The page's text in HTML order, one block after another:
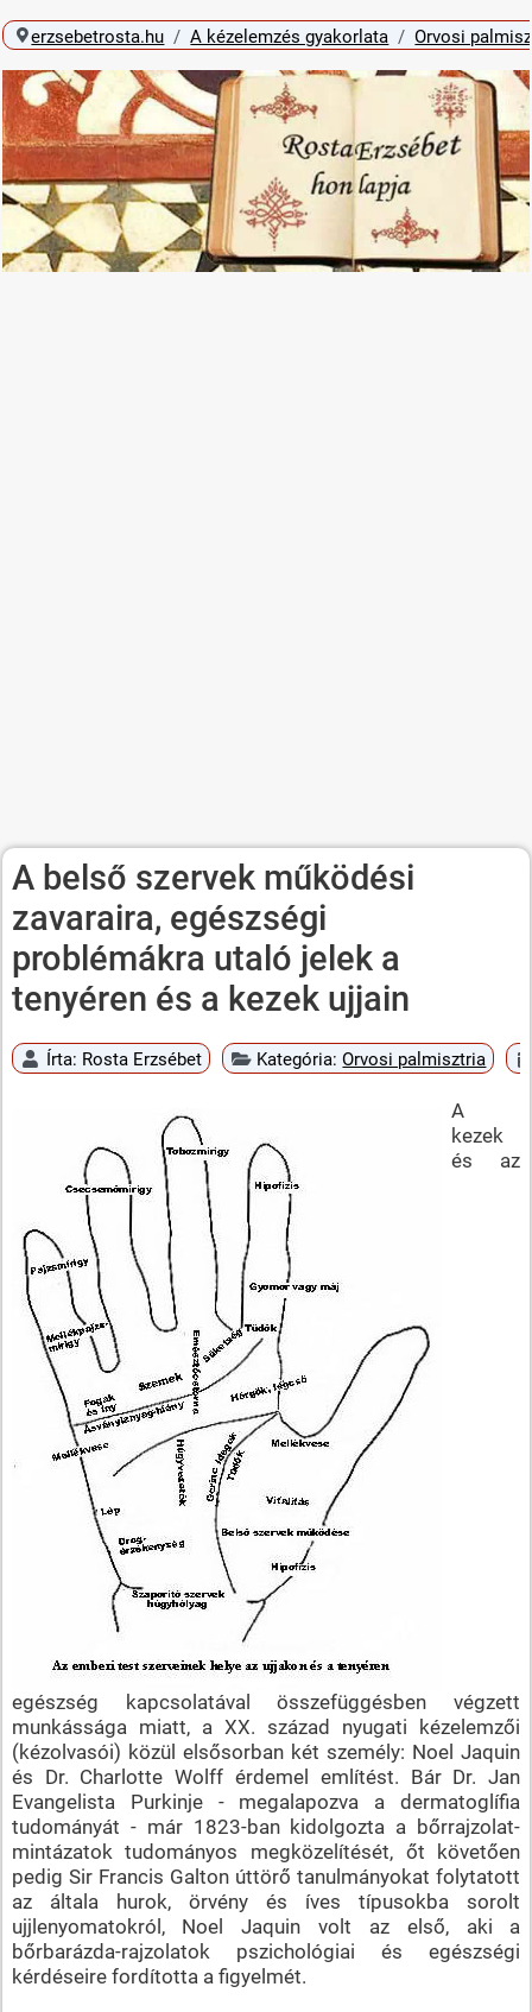
erzsebetrosta.hu A kézelemzés gyakorlata Orvosi
A belső szervek működési
zavaraira, egészségi
problémákra utaló jelek a
tenyéren és a kezek ujjain
Írta: Rosta Erzsébet Kategória:Orvosi palmisztria
A
kezek
és az
egészség kapcsolatával összefüggésben végzett
munkássága miatt, a XX. század nyugati kézelemzői
(kézolvasói) közül elsősorban két személy: Noel Jaquin
és Dr. Charlotte Wolff érdemel említést. Bár Dr. Jan
Evangelista Purkinje - megalapozva a dermatoglífia
tudományát - már 1823-ban kidolgozta a bőrrajzolat-
mintázatok tudományos megközelítését, őt követően
pedig Sir Francis Galton úttörő tanulmányokat folytatott
az általa hurok, örvény és íves típusokba sorolt
ujjlenyomatokról, Noel Jaquin volt az első, aki a
bőrbarázda-rajzolatok pszichológiai és egészségi
kérdéseire fordította a figyelmét.